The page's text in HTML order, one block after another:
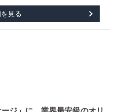
見る